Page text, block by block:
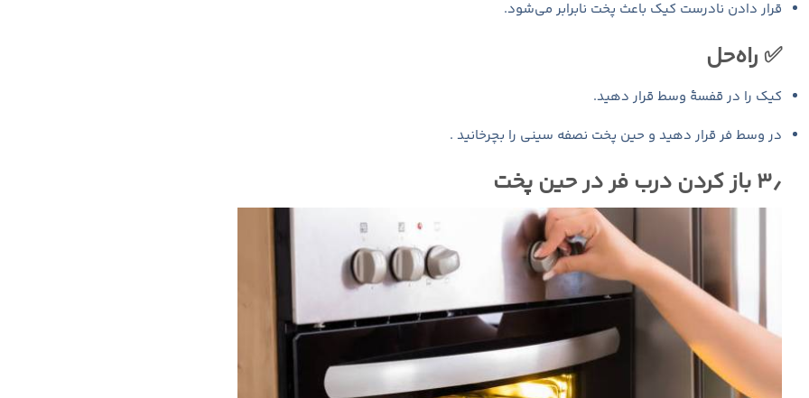
قرار دادن نادرست کیک باعث پخت نابرابر می‌شود.
✅ راه‌حل
کیک را در قفسهٔ وسط قرار دهید.
در وسط فر قرار دهید و حین پخت نصفه سینی را بچرخانید .
۳٫ باز کردن درب فر در حین پخت